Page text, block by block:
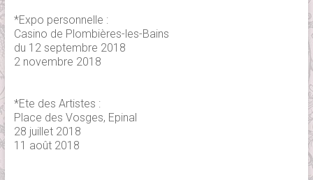
*Expo personnelle :
Casino de Plombières-les-Bains
du 12 septembre 2018
2 novembre 2018
*Ete des Artistes :
Place des Vosges, Epinal
28 juillet 2018
11 août 2018